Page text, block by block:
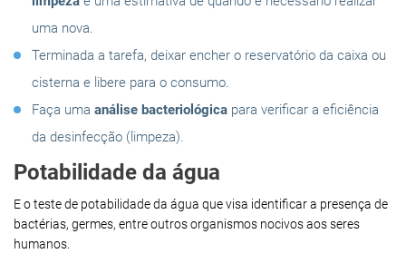
uma nova.
Terminada a tarefa, deixar encher o reservatório da caixa ou
cisterna e libere para o consumo.
Faça uma análise bacteriológica para verificar a eficiência
da desinfecção (limpeza).
Potabilidade da água
E o teste de potabilidade da água que visa identificar a presença de
bactérias, germes, entre outros organismos nocivos aos seres
humanos.